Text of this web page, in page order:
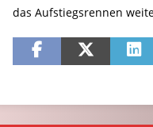
das Aufstiegsrennen